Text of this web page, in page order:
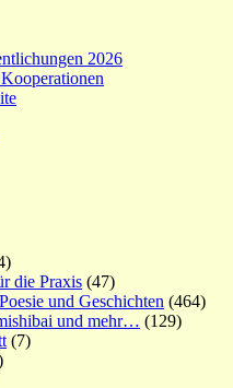
2026
die Praxis (47)
und Geschichten (464)
und mehr… (129)
(7)